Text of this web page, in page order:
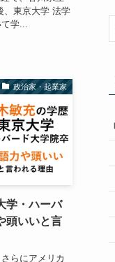
、東京大学 法学
学...
政治家・起業家
学・ハーバ
頭いいと言
らにアメリカ